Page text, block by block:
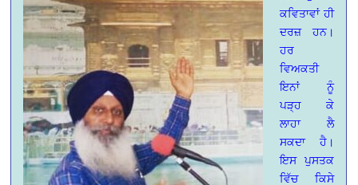
ਕਵਿਤਾਵਾਂ ਹੀ
ਦਰਜ਼ ਹਨ।
ਹਰ
ਵਿਅਕਤੀ
ਇਨਾਂ ਨੂੰ
ਪੜ੍ਹ ਕੇ
ਲਾਹਾ ਲੈ
ਸਕਦਾ ਹੈ।
ਇਸ ਪੁਸਤਕ
ਵਿੱਚ ਕਿਸੇ